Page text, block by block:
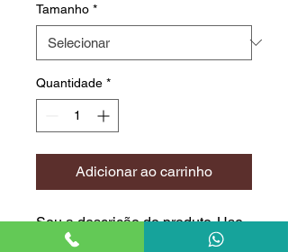
Tamanho *
Quantidade *
Adicionar ao carrinho
Sou a descrição do produto. Use
este espaço para adicionar mais